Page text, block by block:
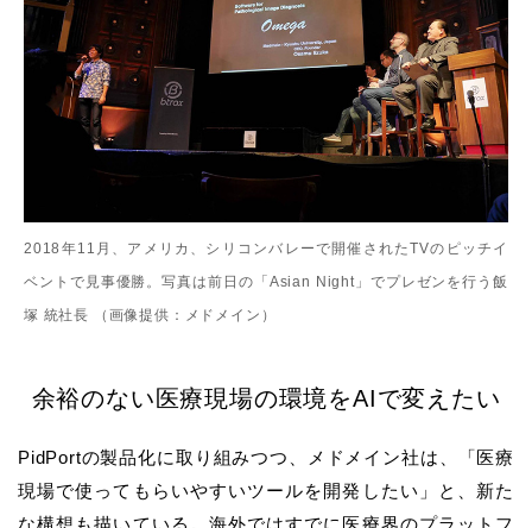
2018年11月、アメリカ、シリコンバレーで開催されたTVのピッチイ
ベントで見事優勝。写真は前日の「Asian Night」でプレゼンを行う飯
塚 統社長 （画像提供：メドメイン）
余裕のない医療現場の環境をAIで変えたい
PidPortの製品化に取り組みつつ、メドメイン社は、「医療
現場で使ってもらいやすいツールを開発したい」と、新た
な構想も描いている。海外ではすでに医療界のプラットフ